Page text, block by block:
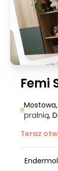
Femi
Mostowa,
pralnią,
Teraz